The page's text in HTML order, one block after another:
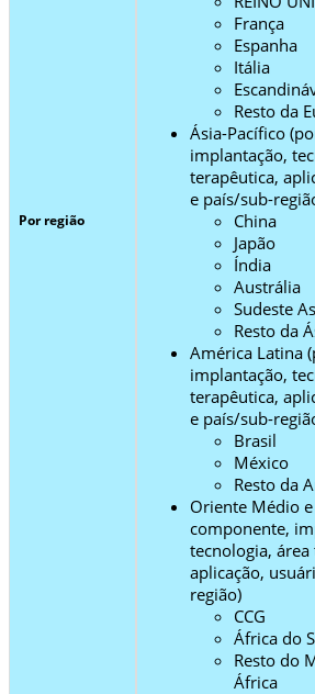
Por região
França
Espanha
Itália
Resto da
Ásia-Pacífico
implantação,
terapêutica,
e país/sub-
China
Japão
Índia
Austrália
Sudeste
Resto da
América Latina
implantação,
terapêutica,
e país/sub-
Brasil
México
Resto da
Oriente Médio
componente,
tecnologia, área
aplicação,
região)
CCG
África do
Resto do
África